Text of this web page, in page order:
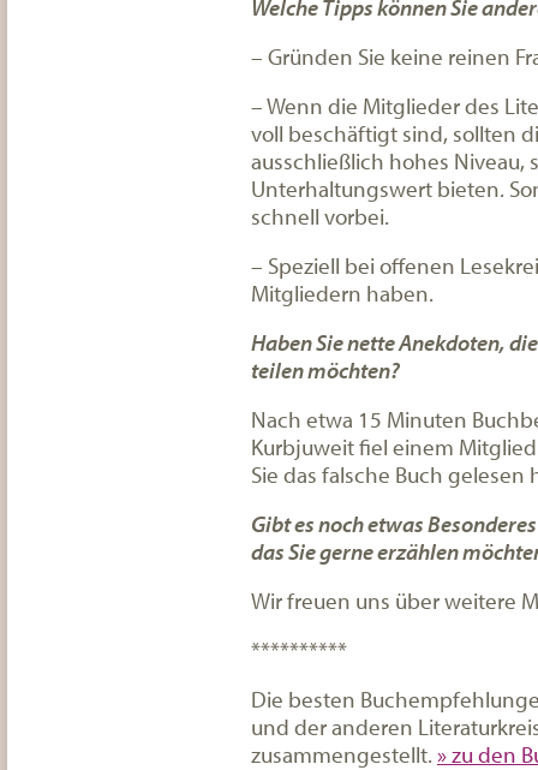
Welche Tipps können Sie
– Gründen Sie keine reinen
– Wenn die Mitglieder des
voll beschäftigt sind, sollten
ausschließlich hohes
Unterhaltungswert bieten.
schnell vorbei.
– Speziell bei offenen
Mitgliedern haben.
Haben Sie nette Anekdoten,
teilen möchten?
Nach etwa 15 Minuten
Kurbjuweit fiel einem
Sie das falsche Buch gelesen
Gibt es noch etwas
das Sie gerne erzählen
Wir freuen uns über weitere
**********
Die besten
und der anderen
zusammengestellt. » zu den